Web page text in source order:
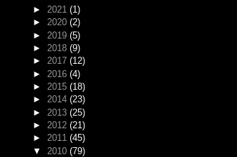
► 2021 (1)
► 2020 (2)
► 2019 (5)
► 2018 (9)
► 2017 (12)
► 2016 (4)
► 2015 (18)
► 2014 (23)
► 2013 (25)
► 2012 (21)
► 2011 (45)
▼ 2010 (79)